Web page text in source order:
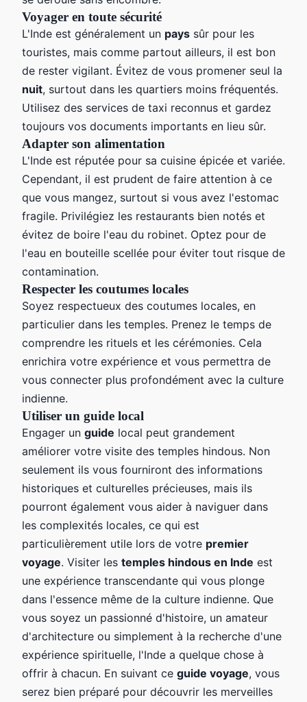
Voyager en toute sécurité
L'Inde est généralement un pays sûr pour les
touristes, mais comme partout ailleurs, il est bon
de rester vigilant. Évitez de vous promener seul la
nuit, surtout dans les quartiers moins fréquentés.
Utilisez des services de taxi reconnus et gardez
toujours vos documents importants en lieu sûr.
Adapter son alimentation
L'Inde est réputée pour sa cuisine épicée et variée.
Cependant, il est prudent de faire attention à ce
que vous mangez, surtout si vous avez l'estomac
fragile. Privilégiez les restaurants bien notés et
évitez de boire l'eau du robinet. Optez pour de
l'eau en bouteille scellée pour éviter tout risque de
contamination.
Respecter les coutumes locales
Soyez respectueux des coutumes locales, en
particulier dans les temples. Prenez le temps de
comprendre les rituels et les cérémonies. Cela
enrichira votre expérience et vous permettra de
vous connecter plus profondément avec la culture
indienne.
Utiliser un guide local
Engager un guide local peut grandement
améliorer votre visite des temples hindous. Non
seulement ils vous fourniront des informations
historiques et culturelles précieuses, mais ils
pourront également vous aider à naviguer dans
les complexités locales, ce qui est
particulièrement utile lors de votre premier
voyage. Visiter les temples hindous en Inde est
une expérience transcendante qui vous plonge
dans l'essence même de la culture indienne. Que
vous soyez un passionné d'histoire, un amateur
d'architecture ou simplement à la recherche d'une
expérience spirituelle, l'Inde a quelque chose à
offrir à chacun. En suivant ce guide voyage, vous
serez bien préparé pour découvrir les merveilles